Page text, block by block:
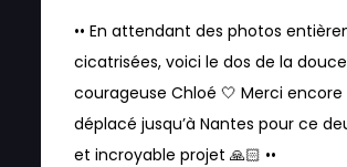
•• En attendant des photos
cicatrisées, voici le dos de la
courageuse Chloé 🤍 Merci encore
déplacé jusqu’à Nantes pour ce
et incroyable projet 🙏🏻 ••